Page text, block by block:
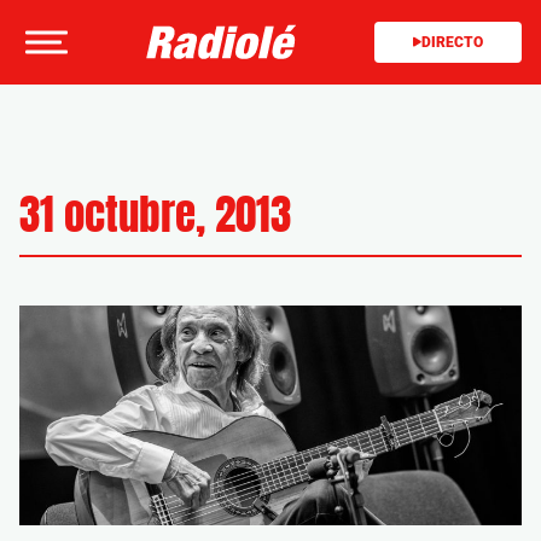
DIRECTO
31 octubre, 2013